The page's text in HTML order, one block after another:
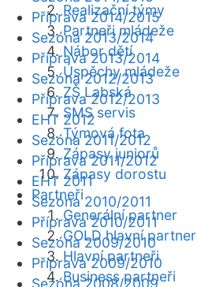
Realizační týmy
Partneři mládeže
Nábor dětí
Úspěchy mládeže
ZŠ Labská
SMS servis
Týmová fota
Zápasy juniorů
Zápasy dorostu
Partneři
Generální partner
GOLD hlavní partner
Hlavní partneři
Business partneři
Příprava 2014/2015
Sezóna 2013/2014
Příprava 2013/2014
Sezóna 2012/2013
Příprava 2012/2013
EHT 2012
Sezóna 2011/2012
Příprava 2011/2012
EHT 2011
Sezóna 2010/2011
Příprava 2010/2011
Sezóna 2009/2010
Příprava 2009/2010
Sezóna 2008/2009